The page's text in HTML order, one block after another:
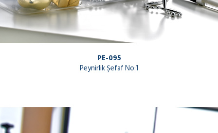
PE-095
Peynirlik Şefaf No:1